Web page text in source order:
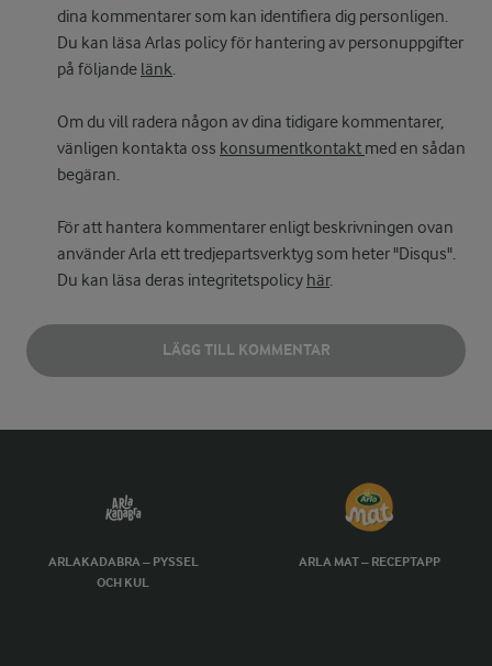
dina kommentarer som kan identifiera dig personligen.
Du kan läsa Arlas policy för hantering av personuppgifter
på följande länk.
Om du vill radera någon av dina tidigare kommentarer,
vänligen kontakta oss konsumentkontakt med en sådan
begäran.
För att hantera kommentarer enligt beskrivningen ovan
använder Arla ett tredjepartsverktyg som heter "Disqus".
Du kan läsa deras integritetspolicy här.
LÄGG TILL KOMMENTAR
ARLAKADABRA – PYSSEL
OCH KUL
ARLA MAT – RECEPTAPP